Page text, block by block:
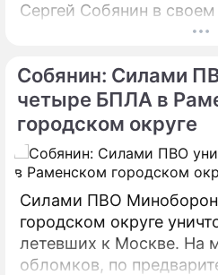
Сергей Собянин в
БПЛА уничтожены в
Собянин: Силами
четыре БПЛА в
городском округе
Силами ПВО
городском округе
летевших к Москве. На
обломков, по